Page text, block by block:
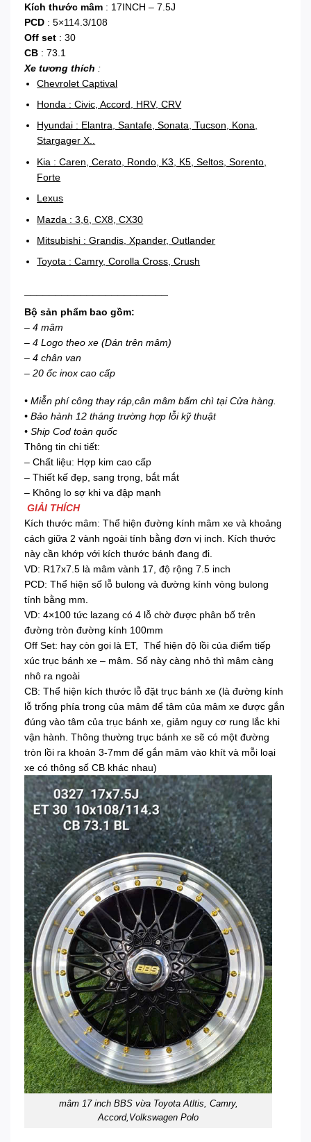
Kích thước mâm : 17INCH – 7.5J
PCD : 5×114.3/108
Off set : 30
CB : 73.1
Xe tương thích :
Chevrolet Captival
Honda : Civic, Accord, HRV, CRV
Hyundai : Elantra, Santafe, Sonata, Tucson, Kona,
Stargager X..
Kia : Caren, Cerato, Rondo, K3, K5, Seltos, Sorento,
Forte
Lexus
Mazda : 3,6, CX8, CX30
Mitsubishi : Grandis, Xpander, Outlander
Toyota : Camry, Corolla Cross, Crush
Bộ sản phẩm bao gồm:
– 4 mâm
– 4 Logo theo xe (Dán trên mâm)
– 4 chân van
– 20 ốc inox cao cấp
• Miễn phí công thay ráp,cân mâm bấm chì tại Cửa hàng.
• Bảo hành 12 tháng trường hợp lỗi kỹ thuật
• Ship Cod toàn quốc
Thông tin chi tiết:
– Chất liệu: Hợp kim cao cấp
– Thiết kế đẹp, sang trọng, bắt mắt
– Không lo sợ khi va đập mạnh
GIẢI THÍCH
Kích thước mâm: Thể hiện đường kính mâm xe và khoảng
cách giữa 2 vành ngoài tính bằng đơn vị inch. Kích thước
này cần khớp với kích thước bánh đang đi.
VD: R17x7.5 là mâm vành 17, độ rộng 7.5 inch
PCD: Thể hiện số lỗ bulong và đường kính vòng bulong
tính bằng mm.
VD: 4×100 tức lazang có 4 lỗ chờ được phân bố trên
đường tròn đường kính 100mm
Off Set: hay còn gọi là ET, Thể hiện độ lồi của điểm tiếp
xúc trục bánh xe – mâm. Số này càng nhỏ thì mâm càng
nhô ra ngoài
CB: Thể hiện kích thước lỗ đặt trục bánh xe (là đường kính
lỗ trống phía trong của mâm để tâm của mâm xe được gắn
đúng vào tâm của trục bánh xe, giảm nguy cơ rung lắc khi
vận hành. Thông thường trục bánh xe sẽ có một đường
tròn lồi ra khoản 3-7mm để gắn mâm vào khít và mỗi loại
xe có thông số CB khác nhau)
mâm 17 inch BBS vừa Toyota Atltis, Camry,
Accord,Volkswagen Polo